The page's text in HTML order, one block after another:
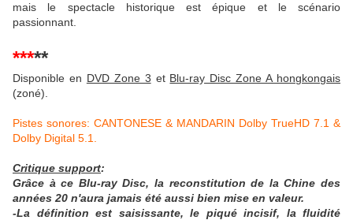
mais le spectacle historique est épique et le scénario
passionnant.
*****
Disponible en DVD Zone 3 et Blu-ray Disc Zone A hongkongais
(zoné).
Pistes sonores: CANTONESE & MANDARIN Dolby TrueHD 7.1 &
Dolby Digital 5.1.
Critique support:
Grâce à ce Blu-ray Disc, la reconstitution de la Chine des
années 20 n'aura jamais été aussi bien mise en valeur.
-La définition est saisissante, le piqué incisif, la fluidité